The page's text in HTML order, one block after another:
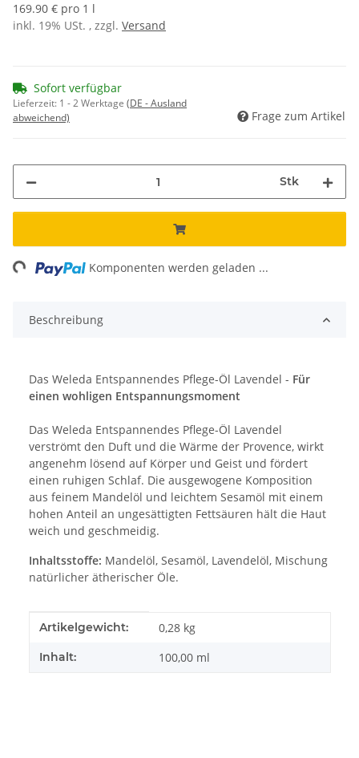
169.90 € pro 1 l
inkl. 19% USt. , zzgl. Versand
Sofort verfügbar
Lieferzeit: 1 - 2 Werktage (DE - Ausland
abweichend)
Frage zum Artikel
Stk
Komponenten werden geladen ...
Beschreibung
Das Weleda Entspannendes Pflege-Öl Lavendel - Für
einen wohligen Entspannungsmoment
Das Weleda Entspannendes Pflege-Öl Lavendel
verströmt den Duft und die Wärme der Provence, wirkt
angenehm lösend auf Körper und Geist und fördert
einen ruhigen Schlaf. Die ausgewogene Komposition
aus feinem Mandelöl und leichtem Sesamöl mit einem
hohen Anteil an ungesättigten Fettsäuren hält die Haut
weich und geschmeidig.
Inhaltsstoffe: Mandelöl, Sesamöl, Lavendelöl, Mischung
natürlicher ätherischer Öle.
Produkteigenschaft
Wert
Artikelgewicht: 0,28 kg
Inhalt: 100,00 ml